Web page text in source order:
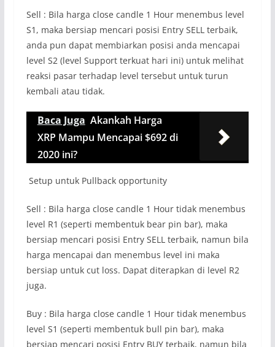
Sell : Bila harga close candle 1 Hour menembus level
S1, maka bersiap mencari posisi Entry SELL terbaik,
anda pun dapat membiarkan posisi anda mencapai
level S2 (level Support terkuat hari ini) untuk melihat
reaksi pasar terhadap level tersebut untuk turun
kembali atau tidak.
Baca Juga Akankah Harga
XRP Mampu Mencapai $692 di
2020 ini?
Setup untuk Pullback opportunity
Sell : Bila harga close candle 1 Hour tidak menembus
level R1 (seperti membentuk bear pin bar), maka
bersiap mencari posisi Entry SELL terbaik, namun bila
harga mencapai dan menembus level ini maka
bersiap untuk cut loss. Dapat diterapkan di level R2
juga.
Buy : Bila harga close candle 1 Hour tidak menembus
level S1 (seperti membentuk bull pin bar), maka
bersiap mencari posisi Entry BUY terbaik, namun bila